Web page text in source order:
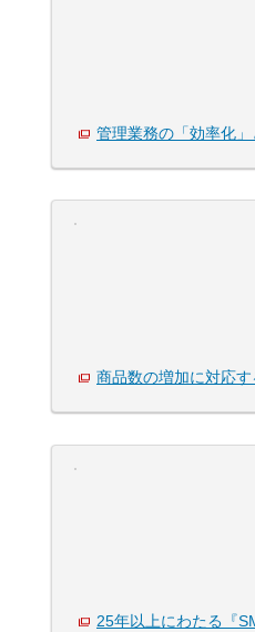
管理業務の「効率化
商品数の増加に対応
25年以上にわたる『